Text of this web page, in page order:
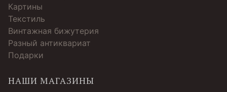
Картины
Текстиль
Винтажная бижутерия
Разный антиквариат
Подарки
НАШИ МАГАЗИНЫ